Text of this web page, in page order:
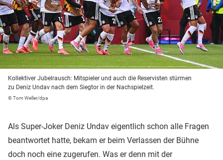
Kollektiver Jubelrausch: Mitspieler und auch die Reservisten stürmen
zu Deniz Undav nach dem Siegtor in der Nachspielzeit.
© Tom Weller/dpa
Als Super-Joker Deniz Undav eigentlich schon alle Fragen
beantwortet hatte, bekam er beim Verlassen der Bühne
doch noch eine zugerufen. Was er denn mit der